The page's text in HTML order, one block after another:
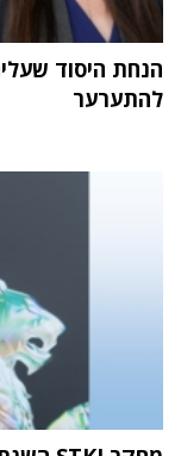
הנחת היסוד
להתערער